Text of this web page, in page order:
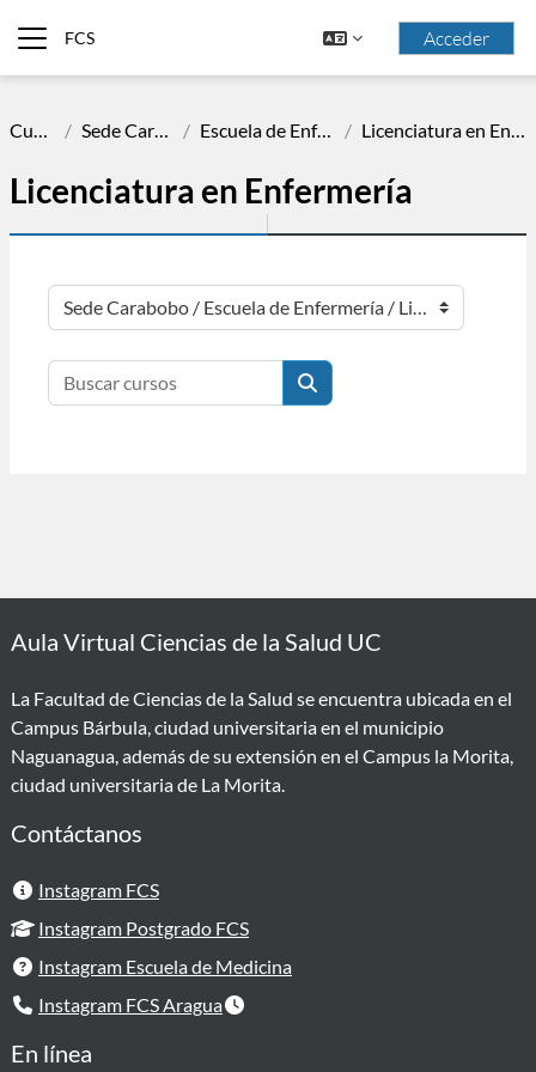
FCS Acceder
Cursos Sede Carabobo Escuela de Enfermería Licenciatura en Enfermería
Licenciatura en Enfermería
Categorías
Buscar cursos
Buscar cursos
Aula Virtual Ciencias de la Salud UC
La Facultad de Ciencias de la Salud se encuentra ubicada en el
Campus Bárbula, ciudad universitaria en el municipio
Naguanagua, además de su extensión en el Campus la Morita,
ciudad universitaria de La Morita.
Contáctanos
Instagram FCS
Instagram Postgrado FCS
Instagram Escuela de Medicina
Instagram FCS Aragua
En línea